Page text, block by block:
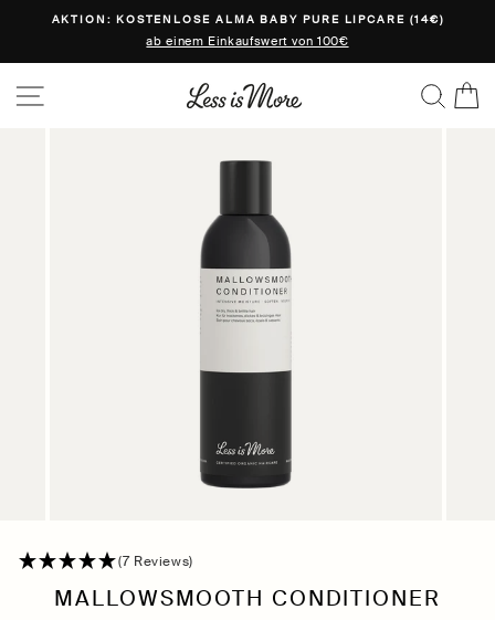
Inhalt
AKTION: KOSTENLOSE ALMA BABY PURE LIPCARE (14€)
ab einem Einkaufswert von 100€
SEITENNAVIGATION
(7 Reviews)
MALLOWSMOOTH CONDITIONER